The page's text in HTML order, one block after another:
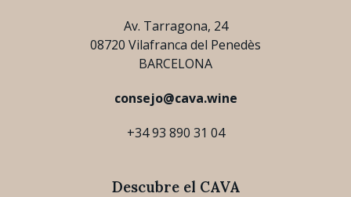
Av. Tarragona, 24
08720 Vilafranca del Penedès
BARCELONA
consejo@cava.wine
+34 93 890 31 04
Descubre el CAVA